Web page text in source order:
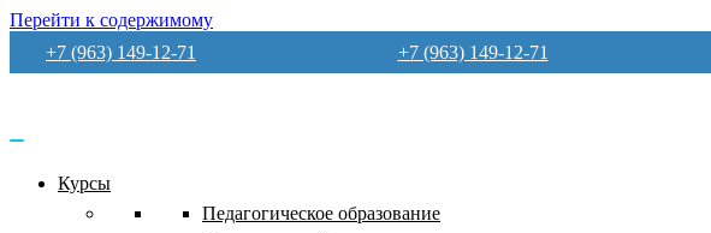
Перейти к содержимому
+7 (963) 149-12-71
+7 (963) 149-12-71
Курсы
Педагогическое образование